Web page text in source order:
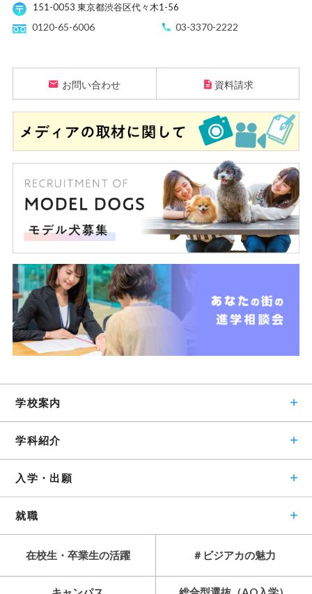
151-0053 東京都渋谷区代々木1-56
0120-65-6006 03-3370-2222
お問い合わせ 資料請求
学校案内
学科紹介
入学・出願
就職
在校生・卒業生の活躍 ＃ビジアカの魅力